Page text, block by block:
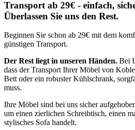
Transport ab 29€ - einfach,
Überlassen Sie uns den Rest.
Beginnen Sie schon ab 29€ mit dem
günstigen Transport.
Der Rest liegt in unseren Händen. Bei
dass der Transport Ihrer Möbel von
Bett oder ein robuster Kühlschrank,
muss.
Ihre Möbel sind bei uns sicher
um einen zierlichen Schreibtisch, einen
stylisches Sofa handelt.